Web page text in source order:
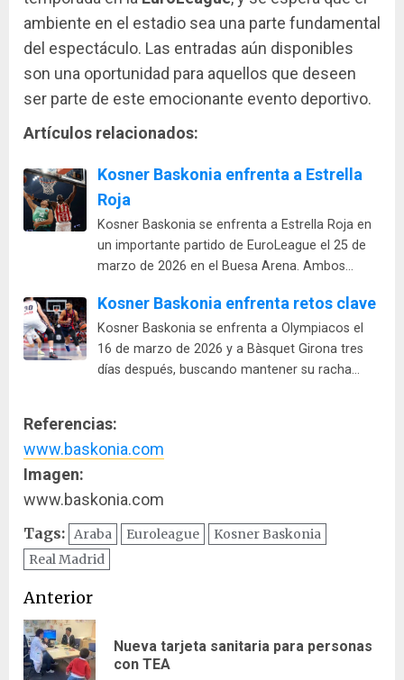
ambiente en el estadio sea una parte fundamental
del espectáculo. Las entradas aún disponibles
son una oportunidad para aquellos que deseen
ser parte de este emocionante evento deportivo.
Artículos relacionados:
Kosner Baskonia enfrenta a Estrella
Roja
Kosner Baskonia se enfrenta a Estrella Roja en
un importante partido de EuroLeague el 25 de
marzo de 2026 en el Buesa Arena. Ambos…
Kosner Baskonia enfrenta retos clave
Kosner Baskonia se enfrenta a Olympiacos el
16 de marzo de 2026 y a Bàsquet Girona tres
días después, buscando mantener su racha…
Referencias:
www.baskonia.com
Imagen:
www.baskonia.com
Tags: Araba Euroleague
Kosner Baskonia
Real Madrid
Navegación
de
entradas
Anterior
Nueva tarjeta sanitaria para personas
con TEA